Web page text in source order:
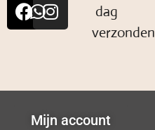
dag
verzonden
Mijn account